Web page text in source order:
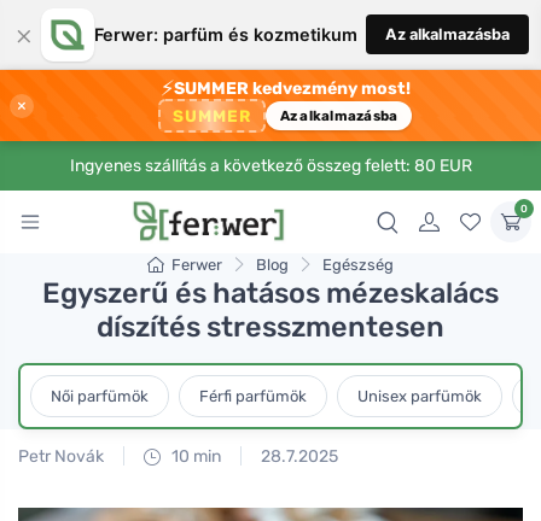
× Ferwer: parfüm és kozmetikum Az alkalmazásba
×
⚡SUMMER kedvezmény most!
SUMMER Az alkalmazásba
Ingyenes szállítás a következő összeg felett: 80 EUR
0
Ferwer Blog Egészség
Egyszerű és hatásos mézeskalács
díszítés stresszmentesen
Női parfümök Férfi parfümök Unisex parfümök
Petr Novák 10 min 28.7.2025